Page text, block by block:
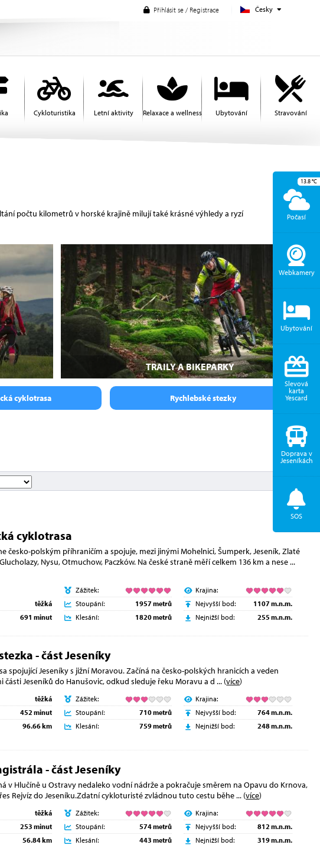
Česky
Přihlásit se / Registrace
Cykloturistika Letní aktivity Relaxace a wellness Ubytování Stravování
počtu kilometrů v horské krajině milují také krásné výhledy a ryzí
TRAILY A BIKEPARKY
cyklotrasa Rychlebské stezky
cyklotrasa
česko-polským příhraničím a spojuje, mezi jinými Mohelnici, Šumperk, Jeseník, Zlaté
Nysu, Otmuchow, Paczków. Na české straně měří celkem 136 km a nese...
těžká
691 minut
Zážitek:
Stoupání:
1957 metrů
Klesání:
1820 metrů
Krajina:
Nejvyšší bod:
1107 m.n.m.
Nejnižší bod:
255 m.n.m.
- část Jeseníky
spojující Jeseníky s jižní Moravou. Začíná na česko-polských hranicích a veden
části Jeseníků do Hanušovic, odkud sleduje řeku Moravu a d... (více)
těžká
452 minut
96.66 km
Zážitek:
Stoupání:
710 metrů
Klesání:
759 metrů
Krajina:
Nejvyšší bod:
764 m.n.m.
Nejnižší bod:
248 m.n.m.
- část Jeseníky
v Hlučíně u Ostravy nedaleko vodní nádrže a pokračuje směrem na Opavu do Krnova,
Rejvíz do Jeseníku.Zdatní cykloturisté zvládnou tuto cestu běhe... (více)
těžká
253 minut
56.84 km
Zážitek:
Stoupání:
574 metrů
Klesání:
443 metrů
Krajina:
Nejvyšší bod:
812 m.n.m.
Nejnižší bod:
319 m.n.m.
Počasí
13.8°C
Webkamery
Ubytování
Slevová
karta
Yescard
Doprava v
Jeseníkách
SOS